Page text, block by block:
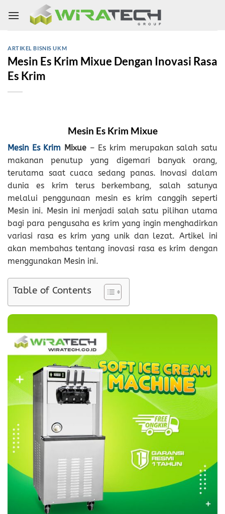
ARTIKEL BISNIS UKM
Mesin Es Krim Mixue Dengan Inovasi Rasa
Es Krim
Mesin Es Krim Mixue
Mesin Es Krim Mixue – Es krim merupakan salah satu
makanan penutup yang digemari banyak orang,
terutama saat cuaca sedang panas. Inovasi dalam
dunia es krim terus berkembang, salah satunya
melalui penggunaan mesin es krim canggih seperti
Mesin ini. Mesin ini menjadi salah satu pilihan utama
bagi para pengusaha es krim yang ingin menghadirkan
variasi rasa es krim yang unik dan lezat. Artikel ini
akan membahas tentang inovasi rasa es krim dengan
menggunakan Mesin ini.
Table of Contents